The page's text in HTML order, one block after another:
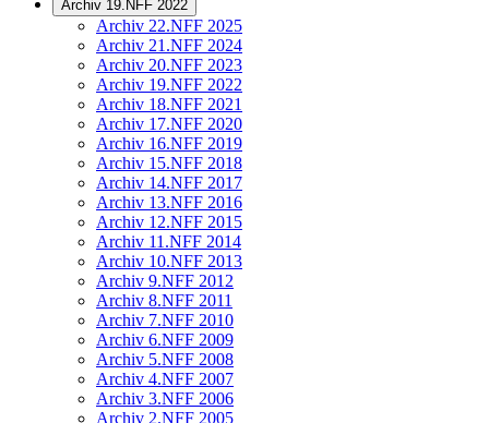
Archiv 19.NFF 2022
Archiv 22.NFF 2025
Archiv 21.NFF 2024
Archiv 20.NFF 2023
Archiv 19.NFF 2022
Archiv 18.NFF 2021
Archiv 17.NFF 2020
Archiv 16.NFF 2019
Archiv 15.NFF 2018
Archiv 14.NFF 2017
Archiv 13.NFF 2016
Archiv 12.NFF 2015
Archiv 11.NFF 2014
Archiv 10.NFF 2013
Archiv 9.NFF 2012
Archiv 8.NFF 2011
Archiv 7.NFF 2010
Archiv 6.NFF 2009
Archiv 5.NFF 2008
Archiv 4.NFF 2007
Archiv 3.NFF 2006
Archiv 2.NFF 2005